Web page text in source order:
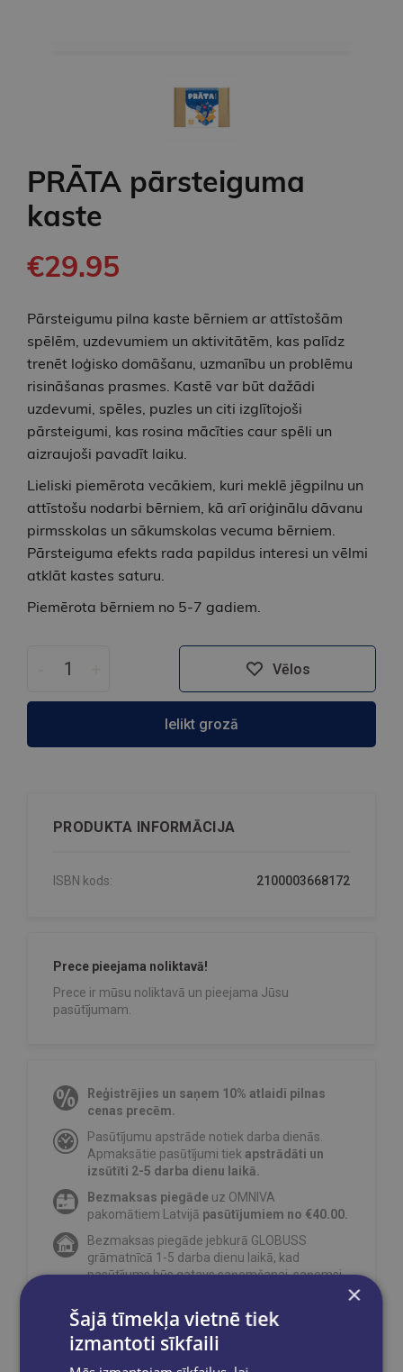
PRĀTA pārsteiguma
kaste
€29.95
Pārsteigumu pilna kaste bērniem ar attīstošām
spēlēm, uzdevumiem un aktivitātēm, kas palīdz
trenēt loģisko domāšanu, uzmanību un problēmu
risināšanas prasmes. Kastē var būt dažādi
uzdevumi, spēles, puzles un citi izglītojoši
pārsteigumi, kas rosina mācīties caur spēli un
aizraujoši pavadīt laiku.
Lieliski piemērota vecākiem, kuri meklē jēgpilnu un
attīstošu nodarbi bērniem, kā arī oriģinālu dāvanu
pirmsskolas un sākumskolas vecuma bērniem.
Pārsteiguma efekts rada papildus interesi un vēlmi
atklāt kastes saturu.
Piemērota bērniem no 5-7 gadiem.
Vēlos
Ielikt grozā
PRODUKTA INFORMĀCIJA
ISBN kods: 2100003668172
Prece pieejama noliktavā!
Prece ir mūsu noliktavā un pieejama Jūsu
pasūtījumam.
Reģistrējies un saņem 10% atlaidi pilnas
cenas precēm.
Pasūtījumu apstrāde notiek darba dienās.
Apmaksātie pasūtījumi tiekapstrādāti un
izsūtīti 2-5 darba dienu laikā.
Bezmaksas piegāde uz OMNIVA
pakomātiem Latvijā pasūtījumiem no €40.00.
Bezmaksas piegāde jebkurā GLOBUSS
grāmatnīcā 1-5 darba dienu laikā, kad
pasūtījums būs gatavs saņemšanai, saņemsi
×
Šajā tīmekļa vietnē tiek
izmantoti sīkfaili